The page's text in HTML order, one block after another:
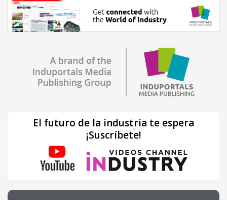
El futuro de la industria te espera
¡Suscríbete!